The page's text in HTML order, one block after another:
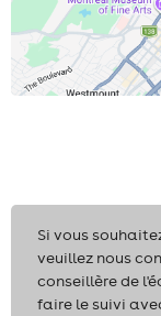
Si vous
veuillez nous
conseillère de
faire le suivi